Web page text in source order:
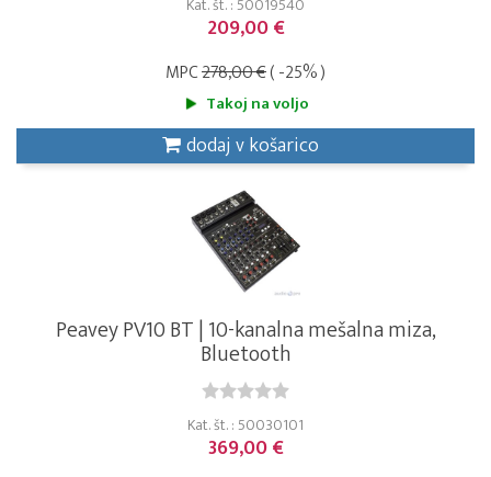
Kat. št. : 50019540
209,00 €
MPC278,00 €( -25% )
Takoj na voljo
dodaj v košarico
Peavey PV10 BT | 10-kanalna mešalna miza,
Bluetooth
Kat. št. : 50030101
369,00 €